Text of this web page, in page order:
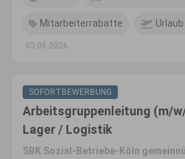
Mitarbeiterrabatte
03.08.2026
SOFORTBEWERBUNG
Arbeitsgruppenleitung (m/
Lager / Logistik
SBK Sozial-Betriebe-Köln